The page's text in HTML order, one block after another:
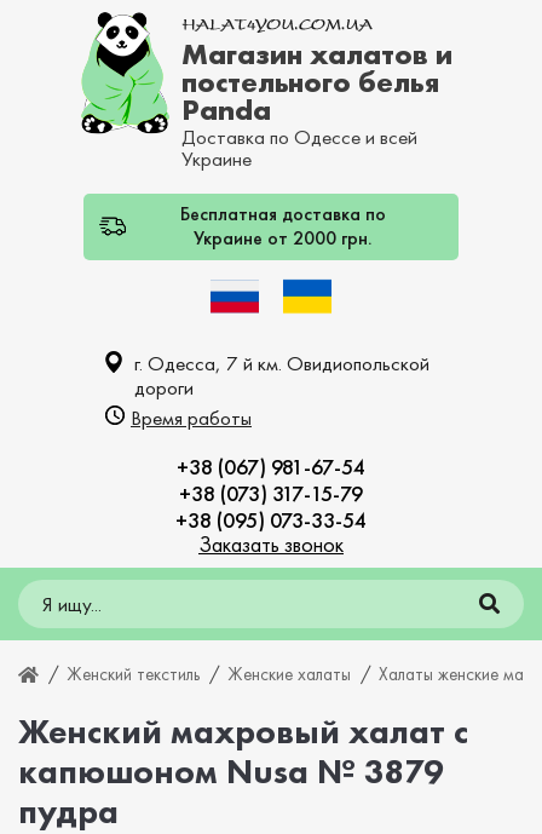
Магазин халатов и
постельного белья
Panda
Доставка по Одессе и всей
Украине
Бесплатная доставка по
Украине от 2000 грн.
г. Одесса, 7 й км. Овидиопольской
дороги
Время работы
+38 (067) 981-67-54
+38 (073) 317-15-79
+38 (095) 073-33-54
Заказать звонок
Женский текстиль Женские халаты Халаты женские
Женский махровый халат с
капюшоном Nusa № 3879
пудра